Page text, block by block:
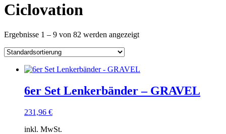
Ciclovation
Ergebnisse 1 – 9 von 82 werden angezeigt
6er Set Lenkerbänder – GRAVEL
231,96 €
inkl. MwSt.